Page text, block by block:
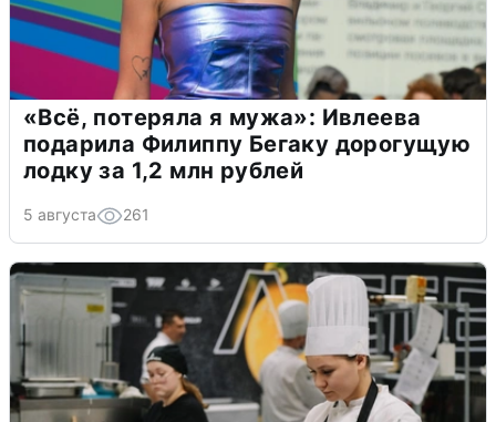
«Всё, потеряла я мужа»: Ивлеева
подарила Филиппу Бегаку дорогущую
лодку за 1,2 млн рублей
5 августа 261